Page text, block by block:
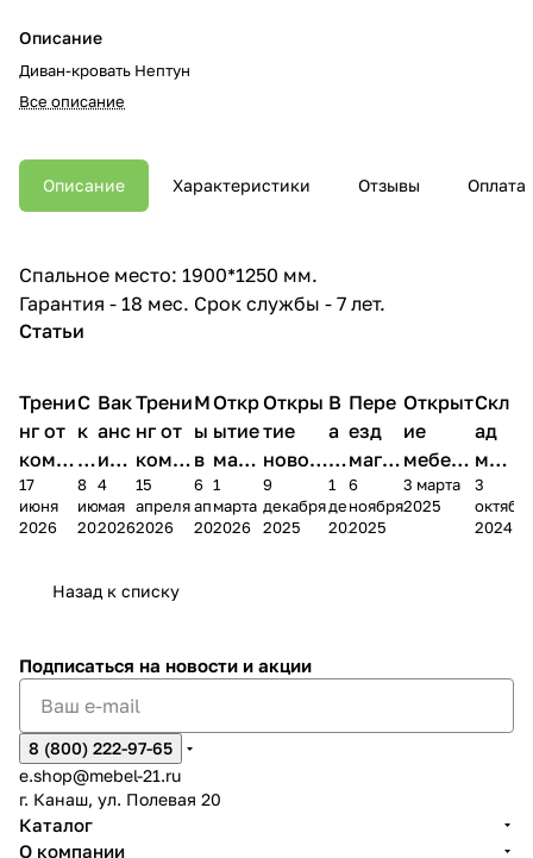
Описание
Диван-кровать Нептун
Все описание
Описание Характеристики Отзывы Оплата
Спальное место: 1900*1250 мм.
Гарантия - 18 мес. Срок службы - 7 лет.
Статьи
Трени
нг от
комп
ании
Мело
17
июня
2026
С
к
и
д
к
2
8
июня
2026
Вак
анс
ия в
Чеб
окс
4
мая
2026
Трени
нг от
комп
ании
Мело
15
апреля
2026
М
ы
в
М
А
6
апреля
2026
Откр
ытие
мага
зина
в
1
марта
2026
Откры
тие
новог
о
магаз
9
декабря
2025
В
а
к
а
н
1
декабря
2025
Пере
езд
магаз
ина в
г.
6
ноября
2025
Открыт
ие
мебель
ного
салона
3 марта
2025
Скл
ад
меб
ели
пер
3
2024
Назад к списку
Подписаться на новости и акции
8 (800) 222-97-65
e.shop@mebel-21.ru
г. Канаш, ул. Полевая 20
Каталог
О компании